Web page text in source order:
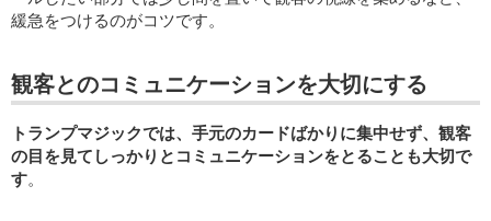
緩急をつけるのがコツです。
観客とのコミュニケーションを大切にする
トランプマジックでは、手元のカードばかりに集中せず、観客
の目を見てしっかりとコミュニケーションをとることも大切で
す。